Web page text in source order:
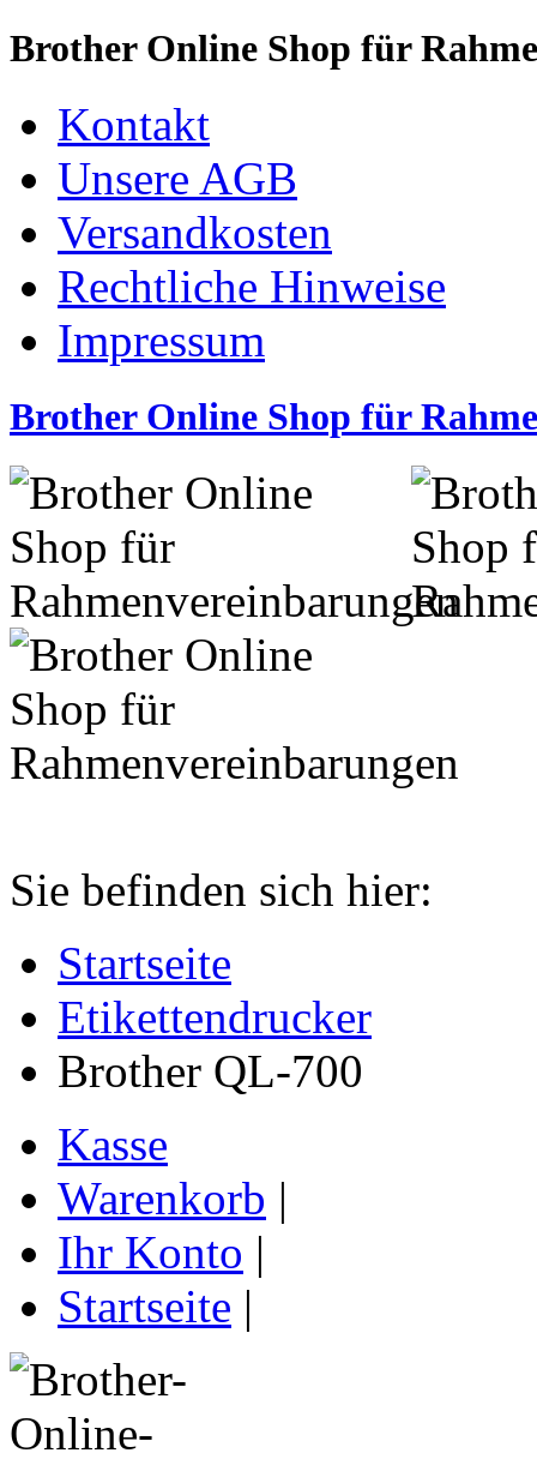
Brother Online Shop für
Kontakt
Unsere AGB
Versandkosten
Rechtliche Hinweise
Impressum
Brother Online Shop für
Sie befinden sich hier:
Startseite
Etikettendrucker
Brother QL-700
Kasse
Warenkorb |
Ihr Konto |
Startseite |